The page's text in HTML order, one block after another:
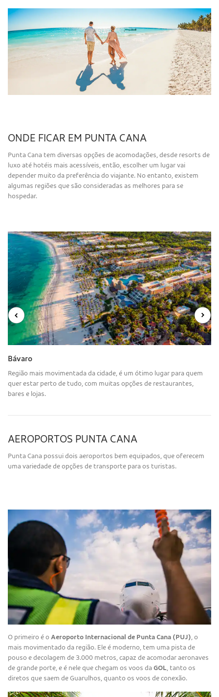
ONDE FICAR EM PUNTA CANA
Punta Cana tem diversas opções de acomodações, desde resorts de
luxo até hotéis mais acessíveis, então, escolher um lugar vai
depender muito da preferência do viajante. No entanto, existem
algumas regiões que são consideradas as melhores para se
hospedar.
Bávaro
Região mais movimentada da cidade, é um ótimo lugar para quem
quer estar perto de tudo, com muitas opções de restaurantes,
bares e lojas.
AEROPORTOS PUNTA CANA
Punta Cana possui dois aeroportos bem equipados, que oferecem
uma variedade de opções de transporte para os turistas.
O primeiro é o Aeroporto Internacional de Punta Cana (PUJ) , o
mais movimentado da região. Ele é moderno, tem uma pista de
pouso e decolagem de 3.000 metros, capaz de acomodar aeronaves
de grande porte, e é nele que chegam os voos da GOL , tanto os
diretos que saem de Guarulhos, quanto os voos de conexão.